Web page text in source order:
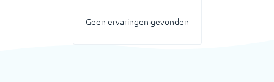
Geen ervaringen gevonden